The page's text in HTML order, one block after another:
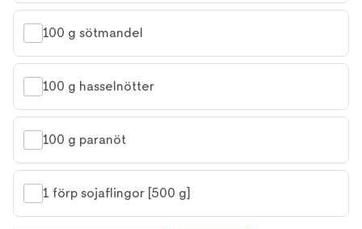
100 g sötmandel
100 g hasselnötter
100 g paranöt
1 förp sojaflingor [500 g]